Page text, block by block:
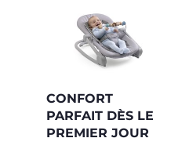
CONFORT
PARFAIT DÈS LE
PREMIER JOUR